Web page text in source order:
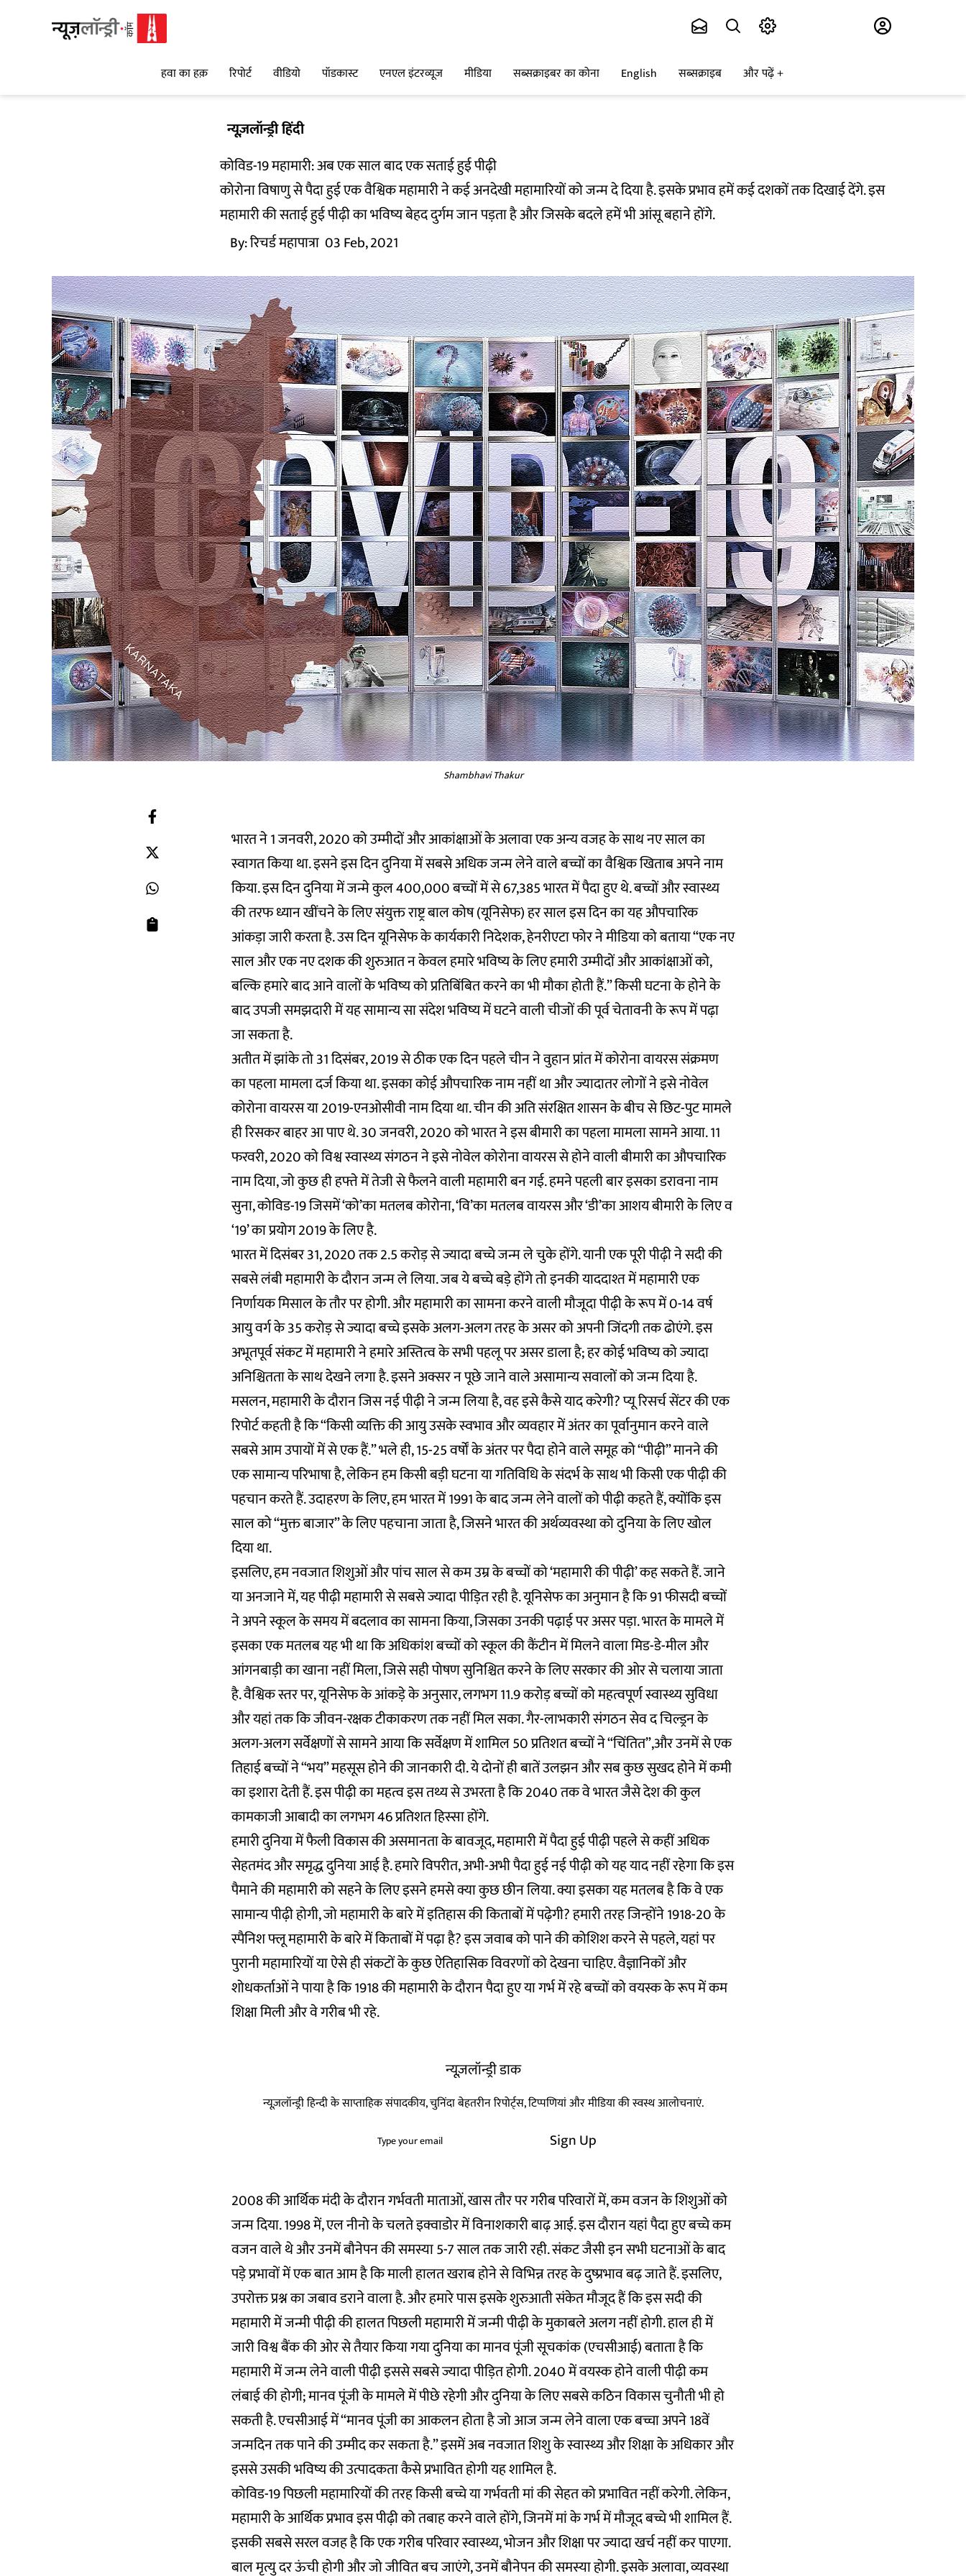
हवा का हक़ रिपोर्ट वीडियो पॉडकास्ट एनएल इंटरव्यूज मीडिया सब्सक्राइबर का कोना English सब्सक्राइब और पढ़ें
न्यूज़लॉन्ड्री हिंदी
कोविड-19 महामारी: अब एक साल बाद एक सताई हुई पीढ़ी
कोरोना विषाणु से पैदा हुई एक वैश्विक महामारी ने कई अनदेखी महामारियों को जन्म दे दिया है. इसके प्रभाव हमें कई दशकों तक दिखाई देंगे. इस
महामारी की सताई हुई पीढ़ी का भविष्य बेहद दुर्गम जान पड़ता है और जिसके बदले हमें भी आंसू बहाने होंगे.
By:रिचर्ड महापात्रा 03 Feb, 2021
Shambhavi Thakur
भारत ने 1 जनवरी, 2020 को उम्मीदों और आकांक्षाओं के अलावा एक अन्य वजह के साथ नए साल का
स्वागत किया था. इसने इस दिन दुनिया में सबसे अधिक जन्म लेने वाले बच्चों का वैश्विक खिताब अपने नाम
किया. इस दिन दुनिया में जन्मे कुल 400,000 बच्चों में से 67,385 भारत में पैदा हुए थे. बच्चों और स्वास्थ्य
की तरफ ध्यान खींचने के लिए संयुक्त राष्ट्र बाल कोष (यूनिसेफ) हर साल इस दिन का यह औपचारिक
आंकड़ा जारी करता है. उस दिन यूनिसेफ के कार्यकारी निदेशक, हेनरीएटा फोर ने मीडिया को बताया “एक नए
साल और एक नए दशक की शुरुआत न केवल हमारे भविष्य के लिए हमारी उम्मीदों और आकांक्षाओं को,
बल्कि हमारे बाद आने वालों के भविष्य को प्रतिबिंबित करने का भी मौका होती हैं.” किसी घटना के होने के
बाद उपजी समझदारी में यह सामान्य सा संदेश भविष्य में घटने वाली चीजों की पूर्व चेतावनी के रूप में पढ़ा
जा सकता है.
अतीत में झांके तो 31 दिसंबर, 2019 से ठीक एक दिन पहले चीन ने वुहान प्रांत में कोरोना वायरस संक्रमण
का पहला मामला दर्ज किया था. इसका कोई औपचारिक नाम नहीं था और ज्यादातर लोगों ने इसे नोवेल
कोरोना वायरस या 2019-एनओसीवी नाम दिया था. चीन की अति संरक्षित शासन के बीच से छिट-पुट मामले
ही रिसकर बाहर आ पाए थे. 30 जनवरी, 2020 को भारत ने इस बीमारी का पहला मामला सामने आया. 11
फरवरी, 2020 को विश्व स्वास्थ्य संगठन ने इसे नोवेल कोरोना वायरस से होने वाली बीमारी का औपचारिक
नाम दिया, जो कुछ ही हफ्ते में तेजी से फैलने वाली महामारी बन गई. हमने पहली बार इसका डरावना नाम
सुना, कोविड-19 जिसमें ‘को’का मतलब कोरोना, ‘वि’का मतलब वायरस और ‘डी’का आशय बीमारी के लिए व
‘19’ का प्रयोग 2019 के लिए है.
भारत में दिसंबर 31, 2020 तक 2.5 करोड़ से ज्यादा बच्चे जन्म ले चुके होंगे. यानी एक पूरी पीढ़ी ने सदी की
सबसे लंबी महामारी के दौरान जन्म ले लिया. जब ये बच्चे बड़े होंगे तो इनकी याददाश्त में महामारी एक
निर्णायक मिसाल के तौर पर होगी. और महामारी का सामना करने वाली मौजूदा पीढ़ी के रूप में 0-14 वर्ष
आयु वर्ग के 35 करोड़ से ज्यादा बच्चे इसके अलग-अलग तरह के असर को अपनी जिंदगी तक ढोएंगे. इस
अभूतपूर्व संकट में महामारी ने हमारे अस्तित्व के सभी पहलू पर असर डाला है; हर कोई भविष्य को ज्यादा
अनिश्चितता के साथ देखने लगा है. इसने अक्सर न पूछे जाने वाले असामान्य सवालों को जन्म दिया है.
मसलन, महामारी के दौरान जिस नई पीढ़ी ने जन्म लिया है, वह इसे कैसे याद करेगी? प्यू रिसर्च सेंटर की एक
रिपोर्ट कहती है कि “किसी व्यक्ति की आयु उसके स्वभाव और व्यवहार में अंतर का पूर्वानुमान करने वाले
सबसे आम उपायों में से एक हैं.” भले ही, 15-25 वर्षों के अंतर पर पैदा होने वाले समूह को “पीढ़ी” मानने की
एक सामान्य परिभाषा है, लेकिन हम किसी बड़ी घटना या गतिविधि के संदर्भ के साथ भी किसी एक पीढ़ी की
पहचान करते हैं. उदाहरण के लिए, हम भारत में 1991 के बाद जन्म लेने वालों को पीढ़ी कहते हैं, क्योंकि इस
साल को “मुक्त बाजार” के लिए पहचाना जाता है, जिसने भारत की अर्थव्यवस्था को दुनिया के लिए खोल
दिया था.
इसलिए, हम नवजात शिशुओं और पांच साल से कम उम्र के बच्चों को ‘महामारी की पीढ़ी’ कह सकते हैं. जाने
या अनजाने में, यह पीढ़ी महामारी से सबसे ज्यादा पीड़ित रही है. यूनिसेफ का अनुमान है कि 91 फीसदी बच्चों
ने अपने स्कूल के समय में बदलाव का सामना किया, जिसका उनकी पढ़ाई पर असर पड़ा. भारत के मामले में
इसका एक मतलब यह भी था कि अधिकांश बच्चों को स्कूल की कैंटीन में मिलने वाला मिड-डे-मील और
आंगनबाड़ी का खाना नहीं मिला, जिसे सही पोषण सुनिश्चित करने के लिए सरकार की ओर से चलाया जाता
है. वैश्विक स्तर पर, यूनिसेफ के आंकड़े के अनुसार, लगभग 11.9 करोड़ बच्चों को महत्वपूर्ण स्वास्थ्य सुविधा
और यहां तक कि जीवन-रक्षक टीकाकरण तक नहीं मिल सका. गैर-लाभकारी संगठन सेव द चिल्ड्रन के
अलग-अलग सर्वेक्षणों से सामने आया कि सर्वेक्षण में शामिल 50 प्रतिशत बच्चों ने “चिंतित”,और उनमें से एक
तिहाई बच्चों ने “भय” महसूस होने की जानकारी दी. ये दोनों ही बातें उलझन और सब कुछ सुखद होने में कमी
का इशारा देती हैं. इस पीढ़ी का महत्व इस तथ्य से उभरता है कि 2040 तक वे भारत जैसे देश की कुल
कामकाजी आबादी का लगभग 46 प्रतिशत हिस्सा होंगे.
हमारी दुनिया में फैली विकास की असमानता के बावजूद, महामारी में पैदा हुई पीढ़ी पहले से कहीं अधिक
सेहतमंद और समृद्ध दुनिया आई है. हमारे विपरीत, अभी-अभी पैदा हुई नई पीढ़ी को यह याद नहीं रहेगा कि इस
पैमाने की महामारी को सहने के लिए इसने हमसे क्या कुछ छीन लिया. क्या इसका यह मतलब है कि वे एक
सामान्य पीढ़ी होगी, जो महामारी के बारे में इतिहास की किताबों में पढ़ेगी? हमारी तरह जिन्होंने 1918-20 के
स्पैनिश फ्लू महामारी के बारे में किताबों में पढ़ा है? इस जवाब को पाने की कोशिश करने से पहले, यहां पर
पुरानी महामारियों या ऐसे ही संकटों के कुछ ऐतिहासिक विवरणों को देखना चाहिए. वैज्ञानिकों और
शोधकर्ताओं ने पाया है कि 1918 की महामारी के दौरान पैदा हुए या गर्भ में रहे बच्चों को वयस्क के रूप में कम
शिक्षा मिली और वे गरीब भी रहे.
न्यूज़लॉन्ड्री डाक
न्यूज़लॉन्ड्री हिन्दी के साप्ताहिक संपादकीय, चुनिंदा बेहतरीन रिपोर्ट्स, टिप्पणियां और मीडिया की स्वस्थ आलोचनाएं.
Sign Up
2008 की आर्थिक मंदी के दौरान गर्भवती माताओं, खास तौर पर गरीब परिवारों में, कम वजन के शिशुओं को
जन्म दिया. 1998 में, एल नीनो के चलते इक्वाडोर में विनाशकारी बाढ़ आई. इस दौरान यहां पैदा हुए बच्चे कम
वजन वाले थे और उनमें बौनेपन की समस्या 5-7 साल तक जारी रही. संकट जैसी इन सभी घटनाओं के बाद
पड़े प्रभावों में एक बात आम है कि माली हालत खराब होने से विभिन्न तरह के दुष्प्रभाव बढ़ जाते हैं. इसलिए,
उपरोक्त प्रश्न का जबाव डराने वाला है. और हमारे पास इसके शुरुआती संकेत मौजूद हैं कि इस सदी की
महामारी में जन्मी पीढ़ी की हालत पिछली महामारी में जन्मी पीढ़ी के मुकाबले अलग नहीं होगी. हाल ही में
जारी विश्व बैंक की ओर से तैयार किया गया दुनिया का मानव पूंजी सूचकांक (एचसीआई) बताता है कि
महामारी में जन्म लेने वाली पीढ़ी इससे सबसे ज्यादा पीड़ित होगी. 2040 में वयस्क होने वाली पीढ़ी कम
लंबाई की होगी; मानव पूंजी के मामले में पीछे रहेगी और दुनिया के लिए सबसे कठिन विकास चुनौती भी हो
सकती है. एचसीआई में “मानव पूंजी का आकलन होता है जो आज जन्म लेने वाला एक बच्चा अपने 18वें
जन्मदिन तक पाने की उम्मीद कर सकता है.” इसमें अब नवजात शिशु के स्वास्थ्य और शिक्षा के अधिकार और
इससे उसकी भविष्य की उत्पादकता कैसे प्रभावित होगी यह शामिल है.
कोविड-19 पिछली महामारियों की तरह किसी बच्चे या गर्भवती मां की सेहत को प्रभावित नहीं करेगी. लेकिन,
महामारी के आर्थिक प्रभाव इस पीढ़ी को तबाह करने वाले होंगे, जिनमें मां के गर्भ में मौजूद बच्चे भी शामिल हैं.
इसकी सबसे सरल वजह है कि एक गरीब परिवार स्वास्थ्य, भोजन और शिक्षा पर ज्यादा खर्च नहीं कर पाएगा.
बाल मृत्यु दर ऊंची होगी और जो जीवित बच जाएंगे, उनमें बौनेपन की समस्या होगी. इसके अलावा, व्यवस्था